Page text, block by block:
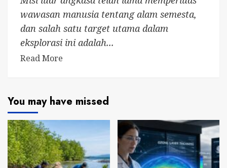
wawasan manusia tentang alam semesta,
dan salah satu target utama dalam
eksplorasi ini adalah...
Read More
You may have missed